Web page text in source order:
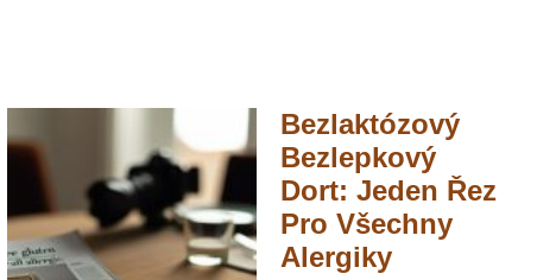
Bezlaktózový
Bezlepkový
Dort: Jeden Řez
Pro Všechny
Alergiky​